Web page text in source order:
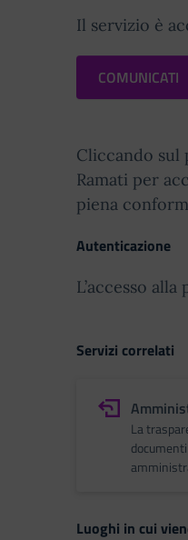
Il servizio è
COMUNICATI
Cliccando sul
Ramati per
piena
Autenticazione
L’accesso
Servizi correlati
La
Luoghi in cui